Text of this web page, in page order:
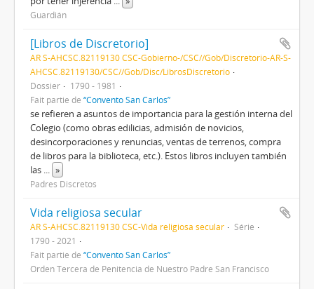
Guardián
[Libros de Discretorio]
AR S-AHCSC.82119130 CSC-Gobierno-/CSC//Gob/Discretorio-AR-S-
AHCSC.82119130/CSC//Gob/Disc/LibrosDiscretorio
Dossier
1790 - 1981
Fait partie de “Convento San Carlos”
se refieren a asuntos de importancia para la gestión interna del
Colegio (como obras edilicias, admisión de novicios,
desincorporaciones y renuncias, ventas de terrenos, compra
de libros para la biblioteca, etc.). Estos libros incluyen también
las ... »
Padres Discretos
Vida religiosa secular
AR S-AHCSC.82119130 CSC-Vida religiosa secular
Série
1790 - 2021
Fait partie de “Convento San Carlos”
Orden Tercera de Penitencia de Nuestro Padre San Francisco